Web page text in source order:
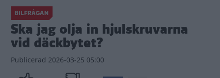
BILFRÅGAN
Ska jag olja in hjulskruvarna
vid däckbytet?
Publicerad 2026-03-25 05:00